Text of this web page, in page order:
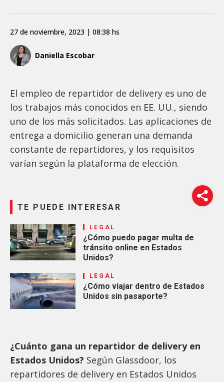
Daniella Escobar
27 de noviembre, 2023 | 08:38 hs
El empleo de repartidor de delivery es uno de
los trabajos más conocidos en EE. UU., siendo
uno de los más solicitados. Las aplicaciones de
entrega a domicilio generan una demanda
constante de repartidores, y los requisitos
varían según la plataforma de elección.
TE PUEDE INTERESAR
LEGAL
¿Cómo puedo pagar multa de
tránsito online en Estados
Unidos?
LEGAL
¿Cómo viajar dentro de Estados
Unidos sin pasaporte?
¿Cuánto gana un repartidor de delivery en
Estados Unidos? Según Glassdoor, los
repartidores de delivery en Estados Unidos